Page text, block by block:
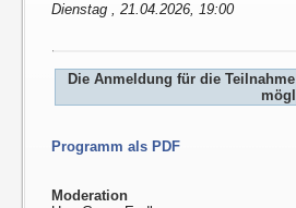
Dienstag , 21.04.2026, 19:00
Die Anmeldung für die
Programm als PDF
Moderation